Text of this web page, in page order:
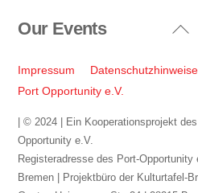
Back
Top
Our Events
Impressum Datenschutzhinweise
Port Opportunity e.V.
| © 2024 | Ein Kooperationsprojekt
Opportunity e.V.
Registeradresse des Port-
Bremen | Projektbüro der Kulturtafel-